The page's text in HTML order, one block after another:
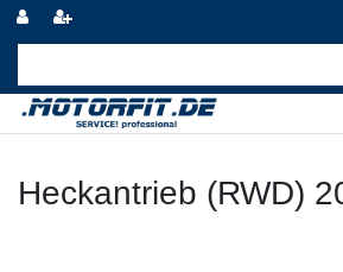
Heckantrieb (RWD)